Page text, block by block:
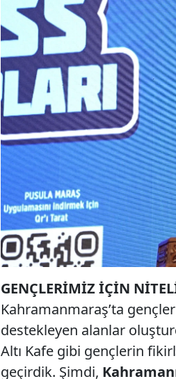
GENÇLERİMİZ İÇİN
Kahramanmaraş’ta
destekleyen alanlar
Altı Kafe gibi gençlerin
geçirdik. Şimdi,